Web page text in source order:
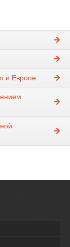
и Европе